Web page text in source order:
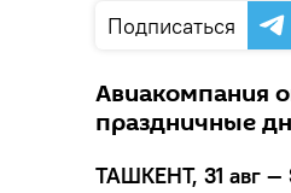
Подписаться
Авиакомпания
праздничные
ТАШКЕНТ, 31 авг —